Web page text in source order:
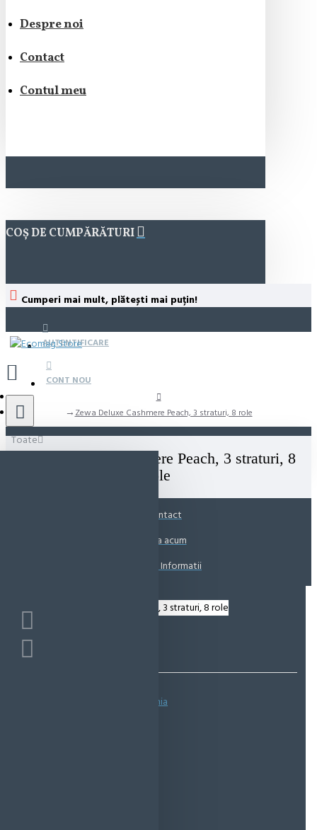
Despre noi
Contact
Contul meu
COȘ DE CUMPĂRĂTURI
Cumperi mai mult, plătești mai puțin!
AUTENTIFICARE
CONT NOU
Toate
Zewa Deluxe Cashmere Peach, 3 straturi, 8 role
Zewa Deluxe Cashmere Peach, 3 straturi, 8
role
Contact
Suna acum
Solicita Informatii
Spune-ţi opinia